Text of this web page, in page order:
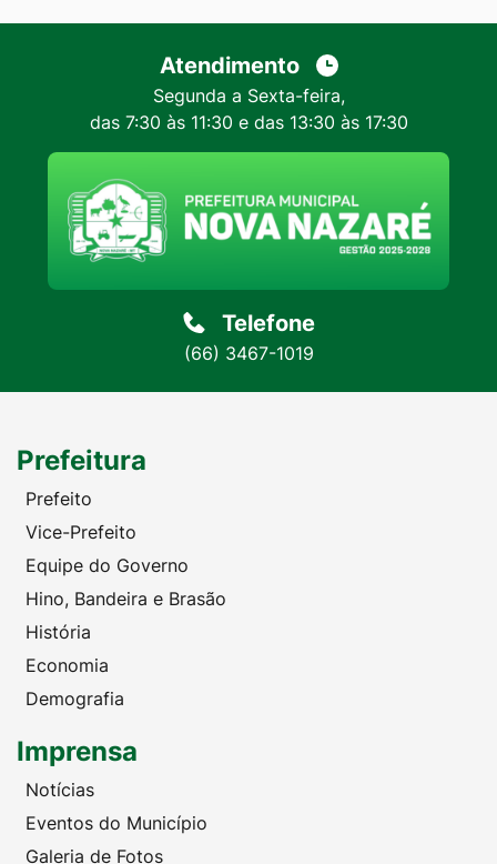
Atendimento
Segunda a Sexta-feira,
das 7:30 às 11:30 e das 13:30 às 17:30
Telefone
(66) 3467-1019
Prefeitura
Prefeito
Vice-Prefeito
Equipe do Governo
Hino, Bandeira e Brasão
História
Economia
Demografia
Imprensa
Notícias
Eventos do Município
Galeria de Fotos